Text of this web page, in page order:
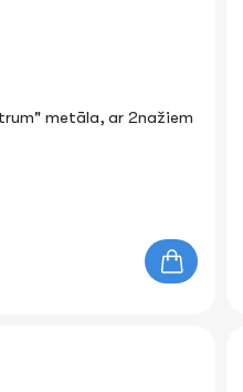
metāla, ar 2nažiem